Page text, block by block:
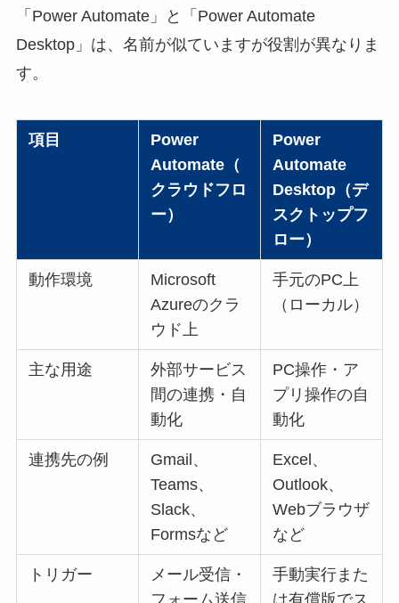
「Power Automate」と「Power Automate
Desktop」は、名前が似ていますが役割が異なりま
す。
項目
Power
Automate（
クラウドフロ
ー）
Power
Automate
Desktop（デ
スクトップフ
ロー）
動作環境
Microsoft
Azureのクラ
ウド上
手元のPC上
（ローカル）
主な用途
外部サービス
間の連携・自
動化
PC操作・ア
プリ操作の自
動化
連携先の例
Gmail、
Teams、
Slack、
Formsなど
Excel、
Outlook、
Webブラウザ
など
トリガー
メール受信・
手動実行また